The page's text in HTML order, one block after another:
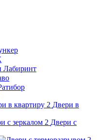
Лабиринт
Двери в
Двери с